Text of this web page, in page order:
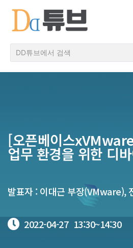
[오픈베이스
업무 환경을 위한 디
발표자 : 이대근 부장(VMware),
2022-04-27 13:30~14:30